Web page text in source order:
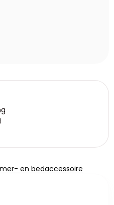
en bedaccessoire